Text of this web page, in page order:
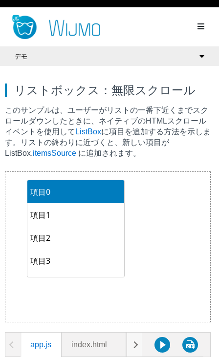
デモ
リストボックス：無限スクロール
このサンプルは、ユーザーがリストの一番下近くまでスク
ロールダウンしたときに、ネイティブのHTMLスクロール
イベントを使用して ListBoxに項目を追加する方法を示しま
す。リストの終わりに近づくと、新しい項目が
ListBox.itemsSource に追加されます。
app.js index.html data.js styles.css